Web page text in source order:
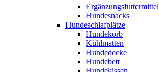
Ergänzungsfuttermittel
Hundesnacks
Hundeschlafplätze
Hundekorb
Kühlmatten
Hundedecke
Hundebett